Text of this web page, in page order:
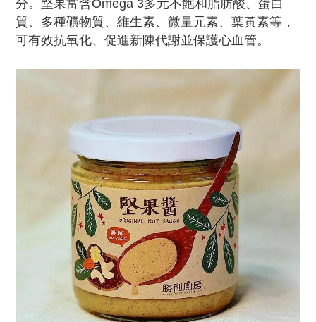
分。堅果富含Omega 3多元不飽和脂肪酸、蛋白
質、多種礦物質、維生素、微量元素、葉黃素等，
可有效抗氧化、促進新陳代謝並保護心血管。